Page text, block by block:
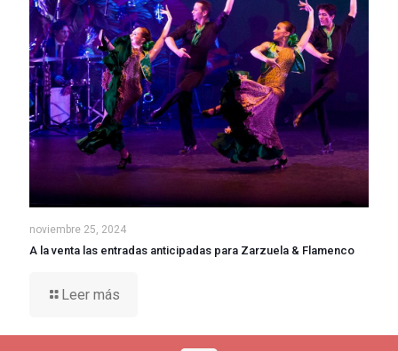
noviembre 25, 2024
A la venta las entradas anticipadas para Zarzuela & Flamenco
Leer más